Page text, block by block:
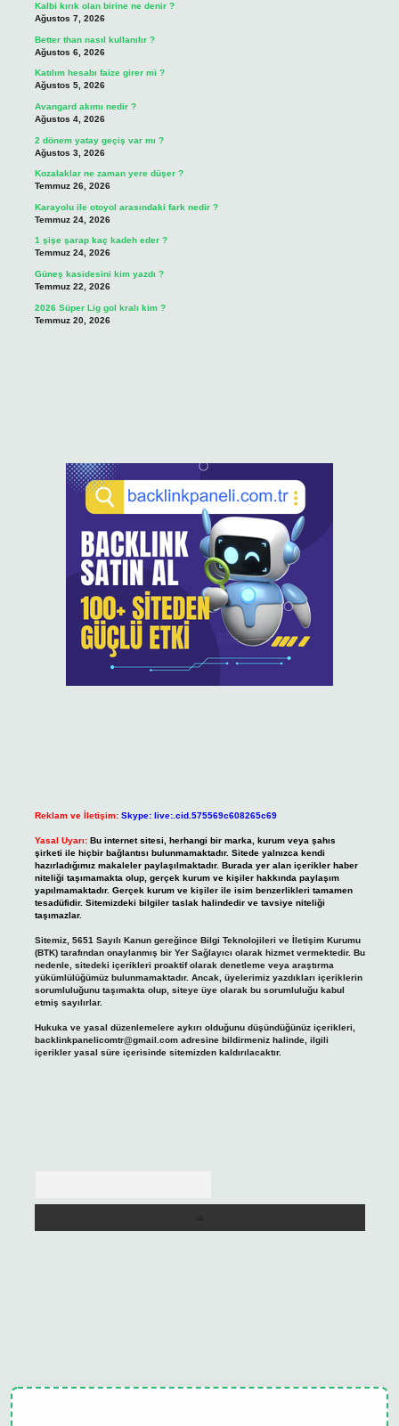
Kalbi kırık olan birine ne denir ?
Ağustos 7, 2026
Better than nasıl kullanılır ?
Ağustos 6, 2026
Katılım hesabı faize girer mi ?
Ağustos 5, 2026
Avangard akımı nedir ?
Ağustos 4, 2026
2 dönem yatay geçiş var mı ?
Ağustos 3, 2026
Kozalaklar ne zaman yere düşer ?
Temmuz 26, 2026
Karayolu ile otoyol arasındaki fark nedir ?
Temmuz 24, 2026
1 şişe şarap kaç kadeh eder ?
Temmuz 24, 2026
Güneş kasidesini kim yazdı ?
Temmuz 22, 2026
2026 Süper Lig gol kralı kim ?
Temmuz 20, 2026
Reklam ve İletişim: Skype: live:.cid.575569c608265c69
Yasal Uyarı: Bu internet sitesi, herhangi bir marka, kurum veya şahıs
şirketi ile hiçbir bağlantısı bulunmamaktadır. Sitede yalnızca kendi
hazırladığımız makaleler paylaşılmaktadır. Burada yer alan içerikler haber
niteliği taşımamakta olup, gerçek kurum ve kişiler hakkında paylaşım
yapılmamaktadır. Gerçek kurum ve kişiler ile isim benzerlikleri tamamen
tesadüfidir. Sitemizdeki bilgiler taslak halindedir ve tavsiye niteliği
taşımazlar.
Sitemiz, 5651 Sayılı Kanun gereğince Bilgi Teknolojileri ve İletişim Kurumu
(BTK) tarafından onaylanmış bir Yer Sağlayıcı olarak hizmet vermektedir. Bu
nedenle, sitedeki içerikleri proaktif olarak denetleme veya araştırma
yükümlülüğümüz bulunmamaktadır. Ancak, üyelerimiz yazdıkları içeriklerin
sorumluluğunu taşımakta olup, siteye üye olarak bu sorumluluğu kabul
etmiş sayılırlar.
Hukuka ve yasal düzenlemelere aykırı olduğunu düşündüğünüz içerikleri,
backlinkpanelicomtr@gmail.comadresine bildirmeniz halinde, ilgili
içerikler yasal süre içerisinde sitemizden kaldırılacaktır.